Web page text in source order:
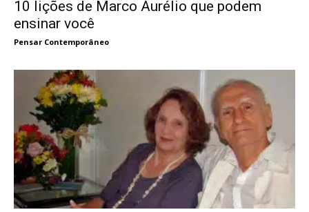
10 lições de Marco Aurélio que podem
ensinar você
Pensar Contemporâneo